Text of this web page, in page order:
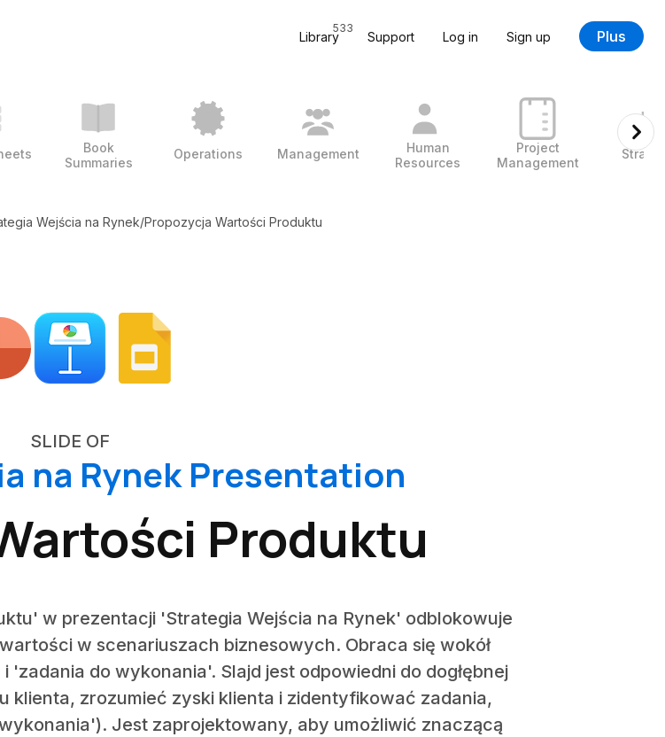
Library
533
Support Log in Sign up Plus
Book
Summaries
Operations Management
Human
Resources
Project
Management
Wejścia na Rynek/Propozycja Wartości Produktu
SLIDE OF
na Rynek Presentation
Produktu
w prezentacji 'Strategia Wejścia na Rynek' odblokowuje
w scenariuszach biznesowych. Obraca się wokół
do wykonania'. Slajd jest odpowiedni do dogłębnej
klienta, zrozumieć zyski klienta i zidentyfikować zadania,
Jest zaprojektowany, aby umożliwić znaczącą